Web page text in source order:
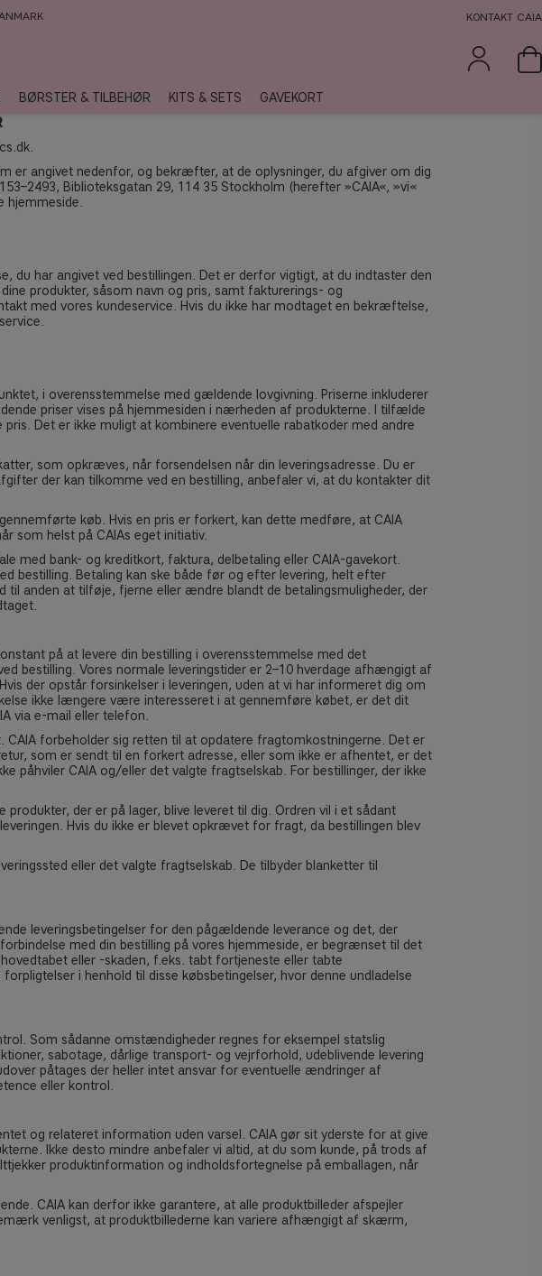
KONTAKT CAIA
BØRSTER & TILBEHØR KITS & SETS GAVEKORT
er angivet nedenfor, og bekræfter, at de oplysninger, du afgiver om dig
Biblioteksgatan 29, 114 35 Stockholm (herefter »CAIA«, »vi«
hjemmeside.
du har angivet ved bestillingen. Det er derfor vigtigt, at du indtaster den
produkter, såsom navn og pris, samt fakturerings- og
med vores kundeservice. Hvis du ikke har modtaget en bekræftelse,
i overensstemmelse med gældende lovgivning. Priserne inkluderer
priser vises på hjemmesiden i nærheden af produkterne. I tilfælde
Det er ikke muligt at kombinere eventuelle rabatkoder med andre
som opkræves, når forsendelsen når din leveringsadresse. Du er
der kan tilkomme ved en bestilling, anbefaler vi, at du kontakter dit
køb. Hvis en pris er forkert, kan dette medføre, at CAIA
som helst på CAIAs eget initiativ.
med bank- og kreditkort, faktura, delbetaling eller CAIA-gavekort.
bestilling. Betaling kan ske både før og efter levering, helt efter
anden at tilføje, fjerne eller ændre blandt de betalingsmuligheder, der
på at levere din bestilling i overensstemmelse med det
bestilling. Vores normale leveringstider er 2–10 hverdage afhængigt af
der opstår forsinkelser i leveringen, uden at vi har informeret dig om
ikke længere være interesseret i at gennemføre købet, er det dit
via e-mail eller telefon.
forbeholder sig retten til at opdatere fragtomkostningerne. Det er
som er sendt til en forkert adresse, eller som ikke er afhentet, er det
CAIA og/eller det valgte fragtselskab. For bestillinger, der ikke
produkter, der er på lager, blive leveret til dig. Ordren vil i et sådant
Hvis du ikke er blevet opkrævet for fragt, da bestillingen blev
eller det valgte fragtselskab. De tilbyder blanketter til
leveringsbetingelser for den pågældende leverance og det, der
med din bestilling på vores hjemmeside, er begrænset til det
eller -skaden, f.eks. tabt fortjeneste eller tabte
i henhold til disse købsbetingelser, hvor denne undladelse
Som sådanne omstændigheder regnes for eksempel statslig
sabotage, dårlige transport- og vejrforhold, udeblivende levering
påtages der heller intet ansvar for eventuelle ændringer af
eller kontrol.
og relateret information uden varsel. CAIA gør sit yderste for at give
Ikke desto mindre anbefaler vi altid, at du som kunde, på trods af
produktinformation og indholdsfortegnelse på emballagen, når
CAIA kan derfor ikke garantere, at alle produktbilleder afspejler
venligst, at produktbillederne kan variere afhængigt af skærm,